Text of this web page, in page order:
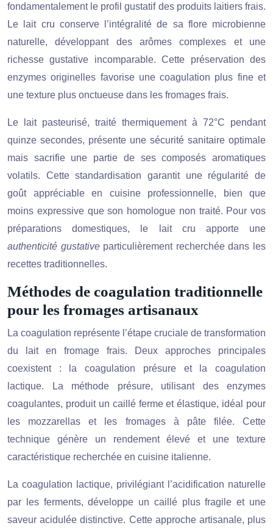
fondamentalement le profil gustatif des produits laitiers frais.
Le lait cru conserve l’intégralité de sa flore microbienne
naturelle, développant des arômes complexes et une
richesse gustative incomparable. Cette préservation des
enzymes originelles favorise une coagulation plus fine et
une texture plus onctueuse dans les fromages frais.
Le lait pasteurisé, traité thermiquement à 72°C pendant
quinze secondes, présente une sécurité sanitaire optimale
mais sacrifie une partie de ses composés aromatiques
volatils. Cette standardisation garantit une régularité de
goût appréciable en cuisine professionnelle, bien que
moins expressive que son homologue non traité. Pour vos
préparations domestiques, le lait cru apporte une
authenticité gustative particulièrement recherchée dans les
recettes traditionnelles.
Méthodes de coagulation traditionnelle
pour les fromages artisanaux
La coagulation représente l’étape cruciale de transformation
du lait en fromage frais. Deux approches principales
coexistent : la coagulation présure et la coagulation
lactique. La méthode présure, utilisant des enzymes
coagulantes, produit un caillé ferme et élastique, idéal pour
les mozzarellas et les fromages à pâte filée. Cette
technique génère un rendement élevé et une texture
caractéristique recherchée en cuisine italienne.
La coagulation lactique, privilégiant l’acidification naturelle
par les ferments, développe un caillé plus fragile et une
saveur acidulée distinctive. Cette approche artisanale, plus